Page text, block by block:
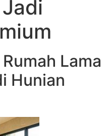
Lama
Hunian